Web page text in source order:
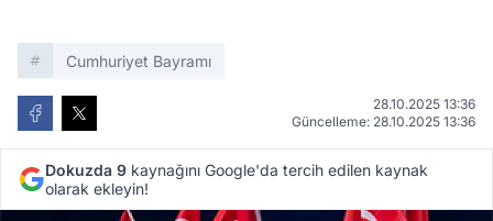
Cumhuriyet Bayramı
28.10.2025 13:36
Güncelleme: 28.10.2025 13:36
Dokuzda 9 kaynağını Google'da tercih edilen kaynak
olarak ekleyin!